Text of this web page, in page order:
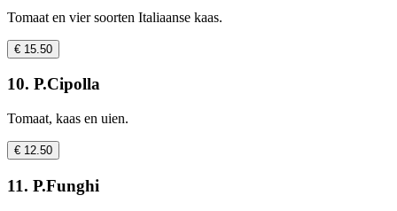
Tomaat en vier soorten Italiaanse kaas.
€ 15.50
10. P.Cipolla
Tomaat, kaas en uien.
€ 12.50
11. P.Funghi